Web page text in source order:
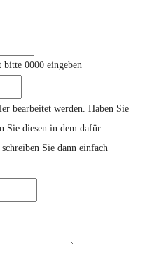
0000 eingeben
bearbeitet werden. Haben Sie
Sie diesen in dem dafür
Sie dann einfach